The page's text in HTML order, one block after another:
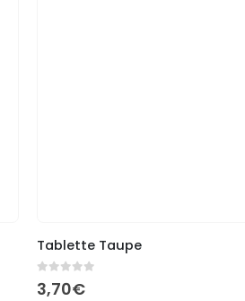
Tablette Taupe
0out of 5
3,70€